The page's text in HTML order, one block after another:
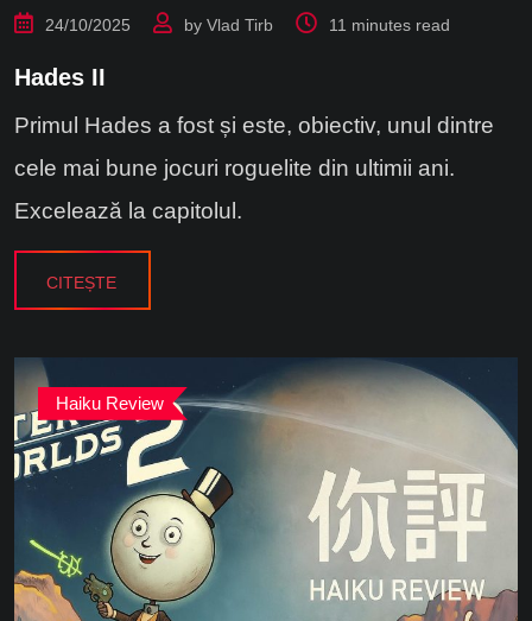
24/10/2025 by Vlad Tirb 11 minutes read
Hades II
Primul Hades a fost și este, obiectiv, unul dintre
cele mai bune jocuri roguelite din ultimii ani.
Excelează la capitolul.
CITEȘTE
Haiku Review